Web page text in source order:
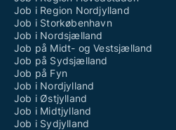
Job i Region Nordjylland
Job i Storkøbenhavn
Job i Nordsjælland
Job på Midt- og Vestsjælland
Job på Sydsjælland
Job på Fyn
Job i Nordjylland
Job i Østjylland
Job i Midtjylland
Job i Sydjylland